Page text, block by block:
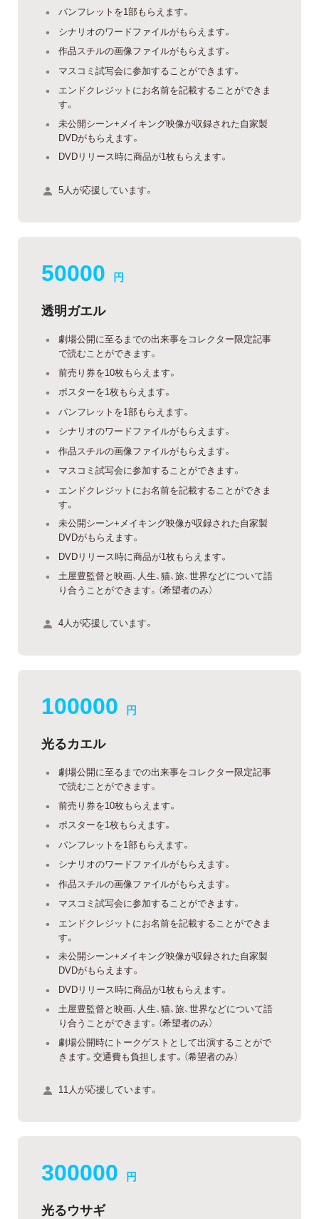
パンフレットを1部もらえます。
シナリオのワードファイルがもらえます。
作品スチルの画像ファイルがもらえます。
マスコミ試写会に参加することができます。
エンドクレジットにお名前を記載することができま
す。
未公開シーン+メイキング映像が収録された自家製
DVDがもらえます。
DVDリリース時に商品が1枚もらえます。
5人が応援しています。
50000 円
透明ガエル
劇場公開に至るまでの出来事をコレクター限定記事
で読むことができます。
前売り券を10枚もらえます。
ポスターを1枚もらえます。
パンフレットを1部もらえます。
シナリオのワードファイルがもらえます。
作品スチルの画像ファイルがもらえます。
マスコミ試写会に参加することができます。
エンドクレジットにお名前を記載することができま
す。
未公開シーン+メイキング映像が収録された自家製
DVDがもらえます。
DVDリリース時に商品が1枚もらえます。
土屋豊監督と映画、人生、猫、旅、世界などについて語
り合うことができます。（希望者のみ）
4人が応援しています。
100000 円
光るカエル
劇場公開に至るまでの出来事をコレクター限定記事
で読むことができます。
前売り券を10枚もらえます。
ポスターを1枚もらえます。
パンフレットを1部もらえます。
シナリオのワードファイルがもらえます。
作品スチルの画像ファイルがもらえます。
マスコミ試写会に参加することができます。
エンドクレジットにお名前を記載することができま
す。
未公開シーン+メイキング映像が収録された自家製
DVDがもらえます。
DVDリリース時に商品が1枚もらえます。
土屋豊監督と映画、人生、猫、旅、世界などについて語
り合うことができます。（希望者のみ）
劇場公開時にトークゲストとして出演することがで
きます。交通費も負担します。（希望者のみ）
11人が応援しています。
300000 円
光るウサギ